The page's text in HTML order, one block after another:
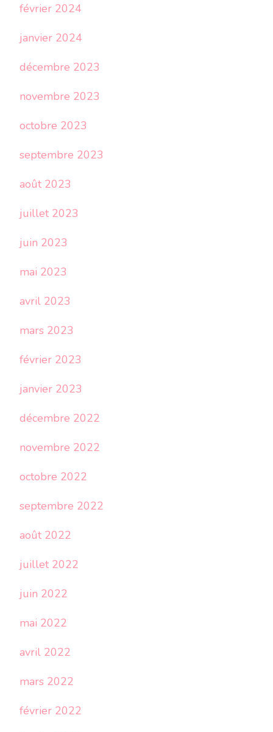
février 2024
janvier 2024
décembre 2023
novembre 2023
octobre 2023
septembre 2023
août 2023
juillet 2023
juin 2023
mai 2023
avril 2023
mars 2023
février 2023
janvier 2023
décembre 2022
novembre 2022
octobre 2022
septembre 2022
août 2022
juillet 2022
juin 2022
mai 2022
avril 2022
mars 2022
février 2022